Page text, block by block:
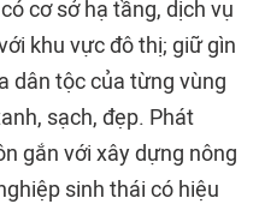
cơ sở hạ tầng, dịch vụ
khu vực đô thị; giữ gìn
dân tộc của từng vùng
sạch, đẹp. Phát
gắn với xây dựng nông
sinh thái có hiệu